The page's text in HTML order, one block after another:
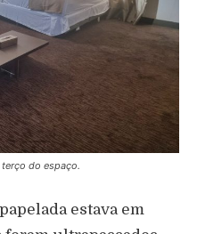
do espaço.
estava em